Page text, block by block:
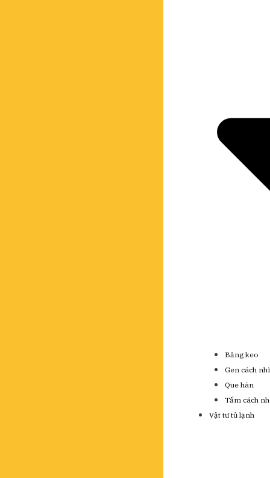
Băng keo
Gen cách
Que hàn
Tấm cách
Vật tư tủ lạnh